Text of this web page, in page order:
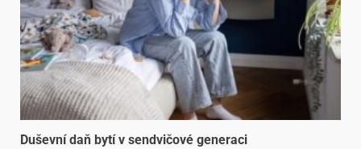
Duševní daň bytí v sendvičové generaci